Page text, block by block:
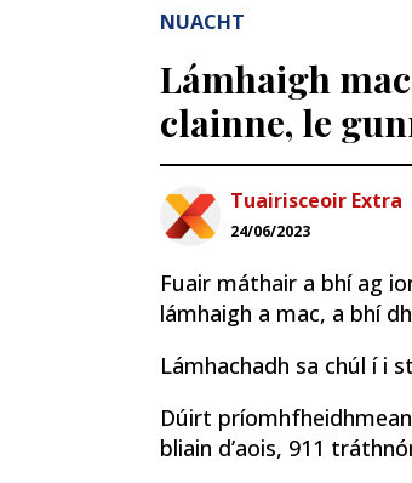
NUACHT
Lámhaigh
clainne, le
Tuairisceoir Extra
24/06/2023
Fuair máthair a bhí ag
lámhaigh a mac, a bhí
Lámhachadh sa chúl í i
Dúirt
bliain d’aois, 911